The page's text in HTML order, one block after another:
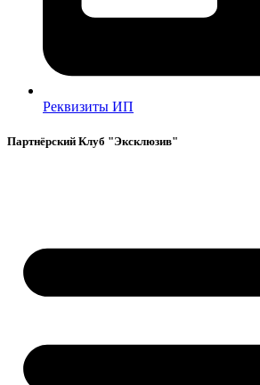
Реквизиты ИП
Партнёрский Клуб "Эксклюзив"